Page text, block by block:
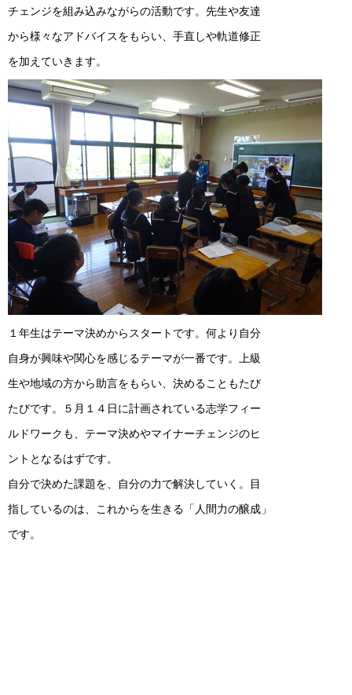
チェンジを組み込みながらの活動です。先生や友達
から様々なアドバイスをもらい、手直しや軌道修正
を加えていきます。
１年生はテーマ決めからスタートです。何より自分
自身が興味や関心を感じるテーマが一番です。上級
生や地域の方から助言をもらい、決めることもたび
たびです。５月１４日に計画されている志学フィー
ルドワークも、テーマ決めやマイナーチェンジのヒ
ントとなるはずです。
自分で決めた課題を、自分の力で解決していく。目
指しているのは、これからを生きる「人間力の醸成」
です。